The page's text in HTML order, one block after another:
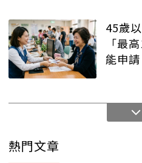
45歲
「最
能申請
熱門文章